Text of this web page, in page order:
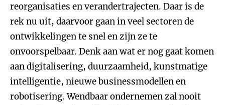
reorganisaties en verandertrajecten. Daar is de
rek nu uit, daarvoor gaan in veel sectoren de
ontwikkelingen te snel en zijn ze te
onvoorspelbaar. Denk aan wat er nog gaat komen
aan digitalisering, duurzaamheid, kunstmatige
intelligentie, nieuwe businessmodellen en
robotisering. Wendbaar ondernemen zal nooit